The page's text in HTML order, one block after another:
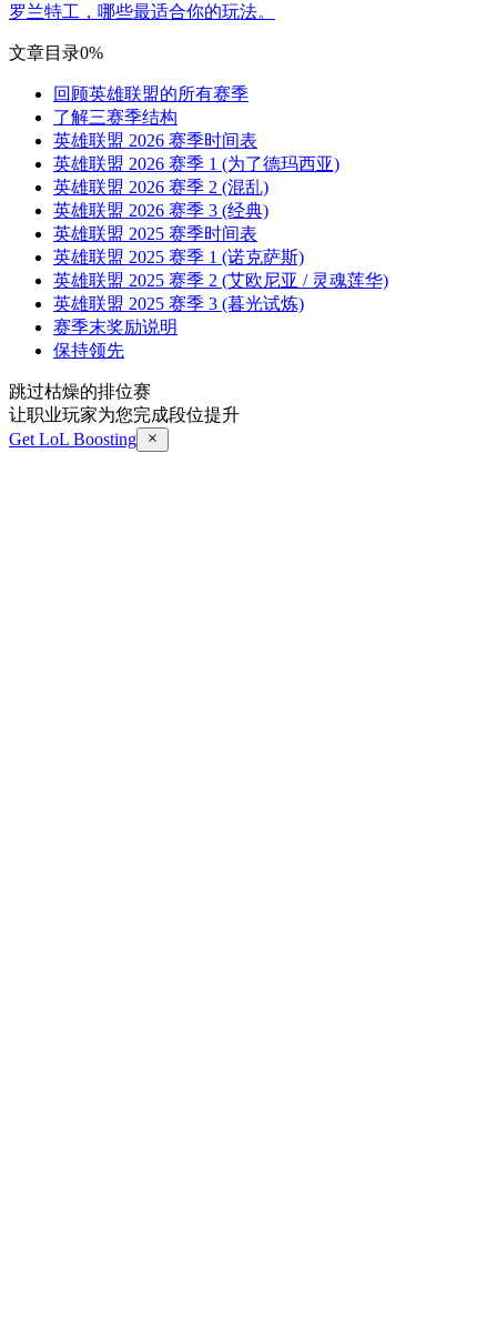
罗兰特工，哪些最适合你的玩法。
文章目录0%
回顾英雄联盟的所有赛季
了解三赛季结构
英雄联盟 2026 赛季时间表
英雄联盟 2026 赛季 1 (为了德玛西亚)
英雄联盟 2026 赛季 2 (混乱)
英雄联盟 2026 赛季 3 (经典)
英雄联盟 2025 赛季时间表
英雄联盟 2025 赛季 1 (诺克萨斯)
英雄联盟 2025 赛季 2 (艾欧尼亚 / 灵魂莲华)
英雄联盟 2025 赛季 3 (暮光试炼)
赛季末奖励说明
保持领先
跳过枯燥的排位赛
让职业玩家为您完成段位提升
Get LoL Boosting